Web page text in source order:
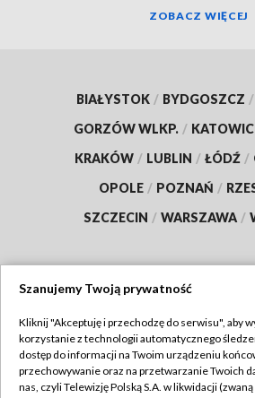
ZOBACZ WIĘCEJ
BIAŁYSTOK / BYDGOSZCZ /
GORZÓW WLKP. /
KRAKÓW / LUBLIN / ŁÓDŹ /
OPOLE / POZNAŃ /
SZCZECIN / WARSZAWA /
TVP
Abonament TVP
Regulamin TVP
Szanujemy Twoją prywatność
Kliknij "Akceptuję i przechodzę do serwisu", aby
korzystanie z technologii automatycznego
dostęp do informacji na Twoim urządzeniu
przechowywanie oraz na przetwarzanie Twoich
nas, czyli Telewizję Polską S.A. w likwidacji